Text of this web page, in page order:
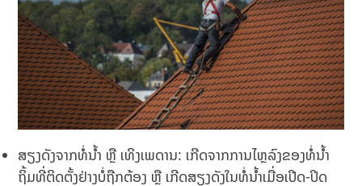
ສຽງດັງຈາກທໍ່ນ້ຳ ຫຼື ເທິງເພດານ: ເກີດຈາກການໄຫຼລົງຂອງທໍ່ນ້ຳ
ຖິ້ມທີ່ຕິດຕັ້ງຢ່າງບໍ່ຖືກຕ້ອງ ຫຼື ເກີດສຽງດັງໃນທໍ່ນ້ຳເມື່ອເປີດ-ປິດ